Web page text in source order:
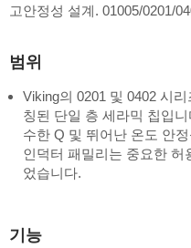
고안정성 설계. 01005/0201/
범위
Viking의 0201 및 0402 시
칭된 단일 층 세라믹 칩입
수한 Q 및 뛰어난 온도 안
인덕터 패밀리는 중요한 허
었습니다.
기능